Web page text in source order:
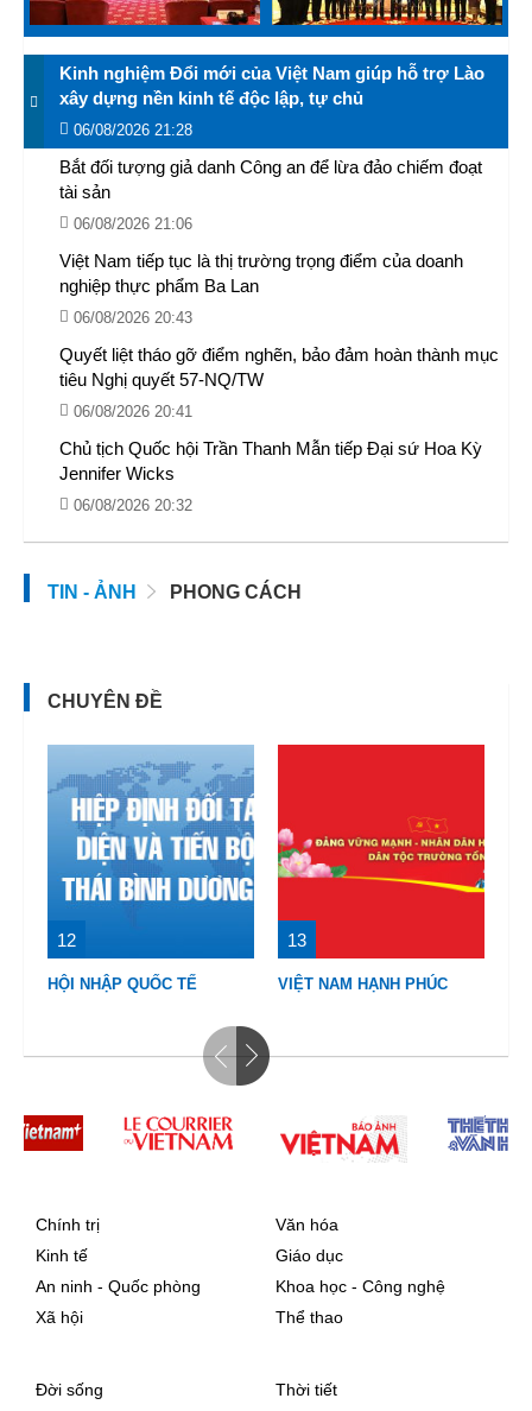
Kinh nghiệm Đổi mới của Việt Nam giúp hỗ trợ Lào
xây dựng nền kinh tế độc lập, tự chủ
06/08/2026 21:28
Bắt đối tượng giả danh Công an để lừa đảo chiếm đoạt
tài sản
06/08/2026 21:06
Việt Nam tiếp tục là thị trường trọng điểm của doanh
nghiệp thực phẩm Ba Lan
06/08/2026 20:43
Quyết liệt tháo gỡ điểm nghẽn, bảo đảm hoàn thành mục
tiêu Nghị quyết 57-NQ/TW
06/08/2026 20:41
Chủ tịch Quốc hội Trần Thanh Mẫn tiếp Đại sứ Hoa Kỳ
Jennifer Wicks
06/08/2026 20:32
TIN - ẢNH PHONG CÁCH
CHUYÊN ĐỀ
12
HỘI NHẬP QUỐC TẾ
13
VIỆT NAM HẠNH PHÚC
Chính trị
Kinh tế
An ninh - Quốc phòng
Xã hội
Văn hóa
Giáo dục
Khoa học - Công nghệ
Thể thao
Đời sống Thời tiết